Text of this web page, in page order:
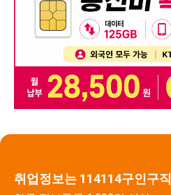
취업정보는 114114구인구직